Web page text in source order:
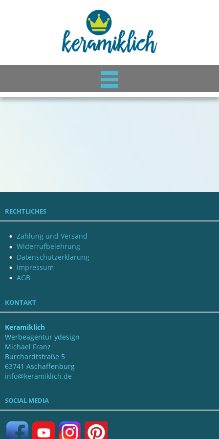
RECHTLICHES
Zahlung und Versand
Widerrufbelehrung
Datenschutzerklärung
Impressum
AGB
KONTAKT
Keramiklich
Werbeagentur ydesign
Michael Franz
Burchardtstraße 5
63741 Aschaffenburg
info@keramiklich.de
SOCIAL MEDIA